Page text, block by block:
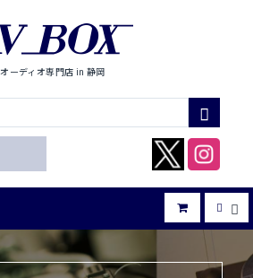
オーディオ専門店 in 静岡